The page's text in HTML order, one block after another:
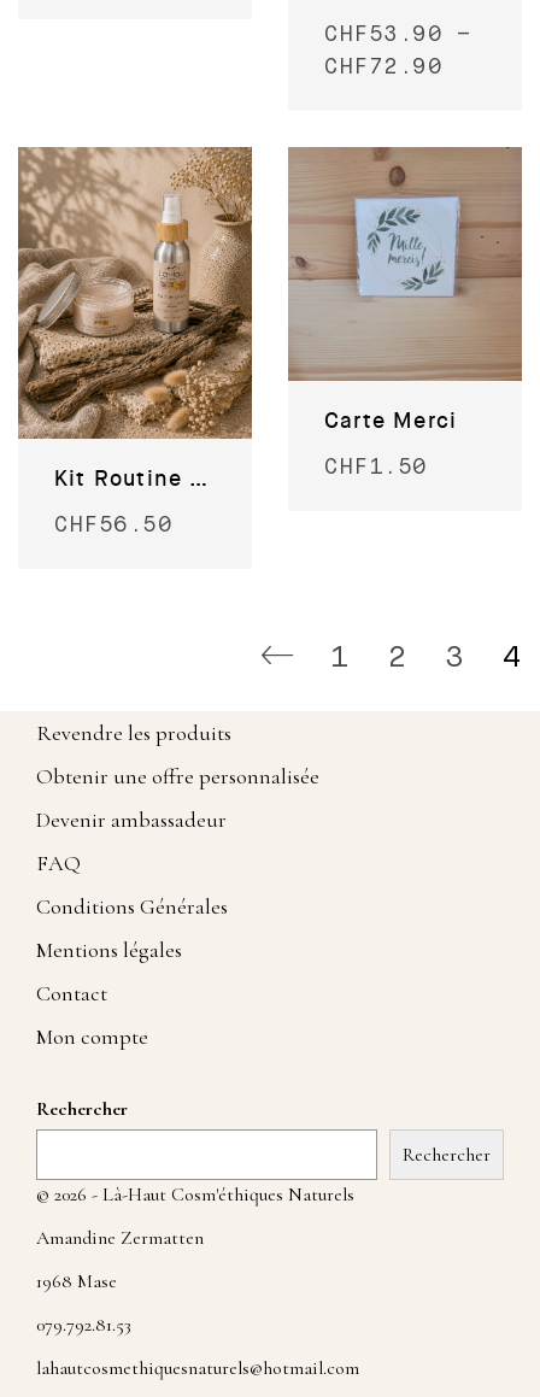
CHF 53.90 –
CHF 72.90
Kit Routine soin du corps
CHF 56.50
Carte Merci
CHF 1.50
1 2 3 4
Revendre les produits
Obtenir une offre personnalisée
Devenir ambassadeur
FAQ
Conditions Générales
Mentions légales
Contact
Mon compte
Rechercher
Rechercher
© 2026 - Là-Haut Cosm'éthiques Naturels
Amandine Zermatten
1968 Mase
079.792.81.53
lahautcosmethiquesnaturels@hotmail.com